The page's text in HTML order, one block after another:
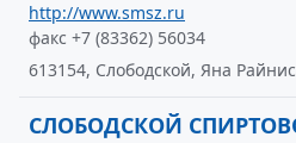
http://www.smsz.ru
факс +7 (83362) 56034
613154, Слободской, Яна
СЛОБОДСКОЙ